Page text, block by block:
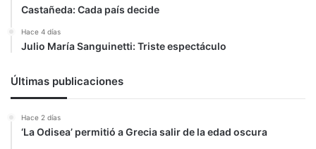
Castañeda: Cada país decide
Hace 4 días
Julio María Sanguinetti: Triste espectáculo
Últimas publicaciones
Hace 2 días
‘La Odisea’ permitió a Grecia salir de la edad oscura